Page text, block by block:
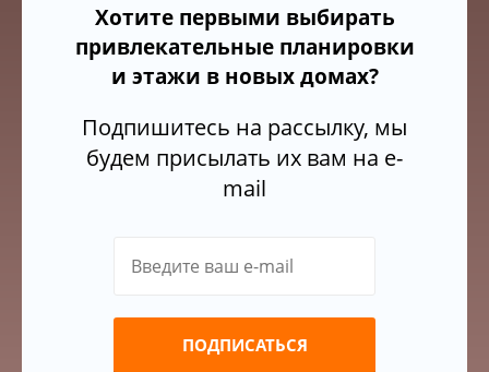
Хотите первыми выбирать
привлекательные планировки
и этажи в новых домах?
Подпишитесь на рассылку, мы
будем присылать их вам на e-
mail
ПОДПИСАТЬСЯ